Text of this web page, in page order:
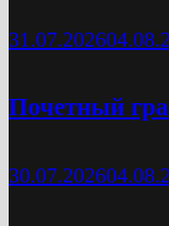
31.07.2026
Почетный
30.07.2026